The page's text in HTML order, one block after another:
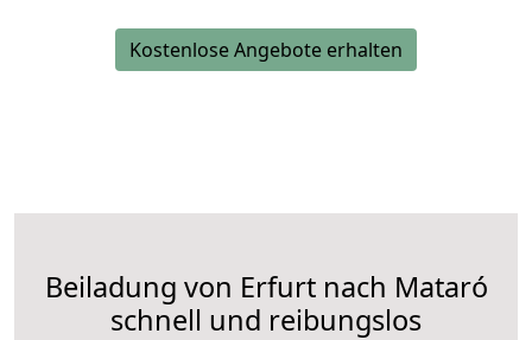
Kostenlose Angebote erhalten
Beiladung von Erfurt nach Mataró
schnell und reibungslos